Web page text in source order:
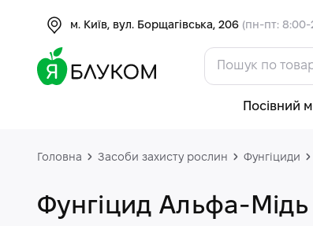
м. Київ, вул. Борщагівська, 206 (пн-пт: 8:00-
Посівний
Головна Засоби захисту рослин Фунгіциди
Фунгіцид Альфа-Мідь